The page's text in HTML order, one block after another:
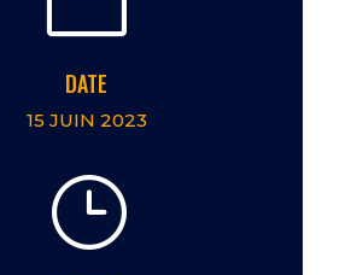
DATE
15 JUIN 2023
}